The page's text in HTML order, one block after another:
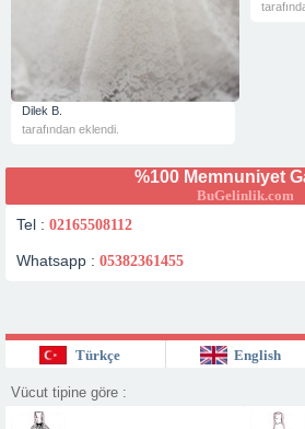
Dilek B.
tarafından eklendi.
%100 Memnuniyet
BuGelinlik.com
Tel : 02165508112
Whatsapp : 05382361455
Türkçe English
Vücut tipine göre :